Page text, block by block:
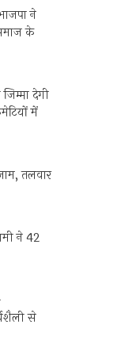
ने
के
देगी
में
तलवार
ने 42
से